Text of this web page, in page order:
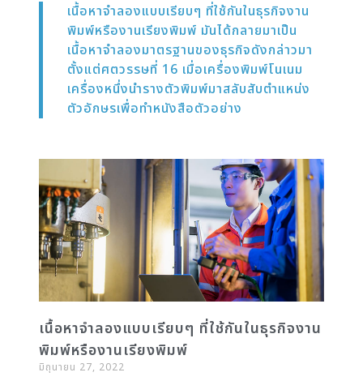
เนื้อหาจำลองแบบเรียบๆ ที่ใช้กันในธุรกิจงาน
พิมพ์หรืองานเรียงพิมพ์ มันได้กลายมาเป็น
เนื้อหาจำลองมาตรฐานของธุรกิจดังกล่าวมา
ตั้งแต่ศตวรรษที่ 16 เมื่อเครื่องพิมพ์โนเนม
เครื่องหนึ่งนำรางตัวพิมพ์มาสลับสับตำแหน่ง
ตัวอักษรเพื่อทำหนังสือตัวอย่าง
เนื้อหาจำลองแบบเรียบๆ ที่ใช้กันในธุรกิจงาน
พิมพ์หรืองานเรียงพิมพ์
มิถุนายน 27, 2022